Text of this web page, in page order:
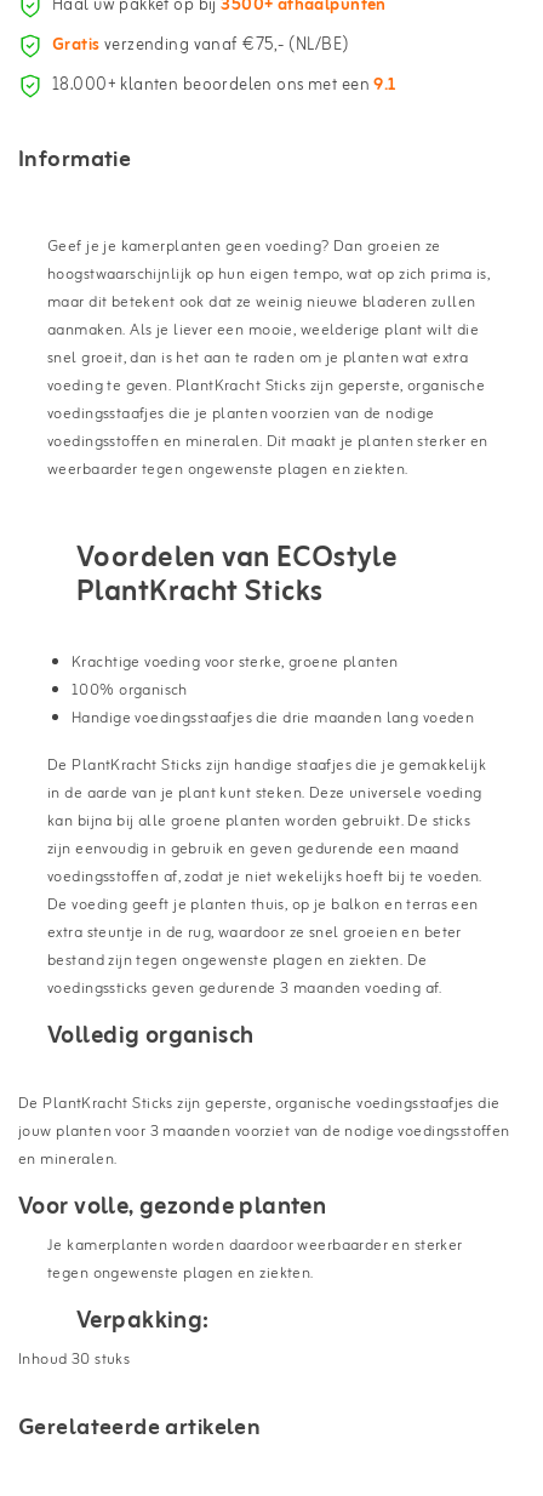
Haal uw pakket op bij3500+ afhaalpunten
Gratisverzending vanaf €75,- (NL/BE)
18.000+ klanten beoordelen ons met een9.1
Informatie
Geef je je kamerplanten geen voeding? Dan groeien ze
hoogstwaarschijnlijk op hun eigen tempo, wat op zich prima is,
maar dit betekent ook dat ze weinig nieuwe bladeren zullen
aanmaken. Als je liever een mooie, weelderige plant wilt die
snel groeit, dan is het aan te raden om je planten wat extra
voeding te geven. PlantKracht Sticks zijn geperste, organische
voedingsstaafjes die je planten voorzien van de nodige
voedingsstoffen en mineralen. Dit maakt je planten sterker en
weerbaarder tegen ongewenste plagen en ziekten.
Voordelen van ECOstyle
PlantKracht Sticks
Krachtige voeding voor sterke, groene planten
100% organisch
Handige voedingsstaafjes die drie maanden lang voeden
De PlantKracht Sticks zijn handige staafjes die je gemakkelijk
in de aarde van je plant kunt steken. Deze universele voeding
kan bijna bij alle groene planten worden gebruikt. De sticks
zijn eenvoudig in gebruik en geven gedurende een maand
voedingsstoffen af, zodat je niet wekelijks hoeft bij te voeden.
De voeding geeft je planten thuis, op je balkon en terras een
extra steuntje in de rug, waardoor ze snel groeien en beter
bestand zijn tegen ongewenste plagen en ziekten. De
voedingssticks geven gedurende 3 maanden voeding af.
Volledig organisch
De PlantKracht Sticks zijn geperste, organische voedingsstaafjes die
jouw planten voor 3 maanden voorziet van de nodige voedingsstoffen
en mineralen.
Voor volle, gezonde planten
Je kamerplanten worden daardoor weerbaarder en sterker
tegen ongewenste plagen en ziekten.
Verpakking:
Inhoud 30 stuks
Gerelateerde artikelen